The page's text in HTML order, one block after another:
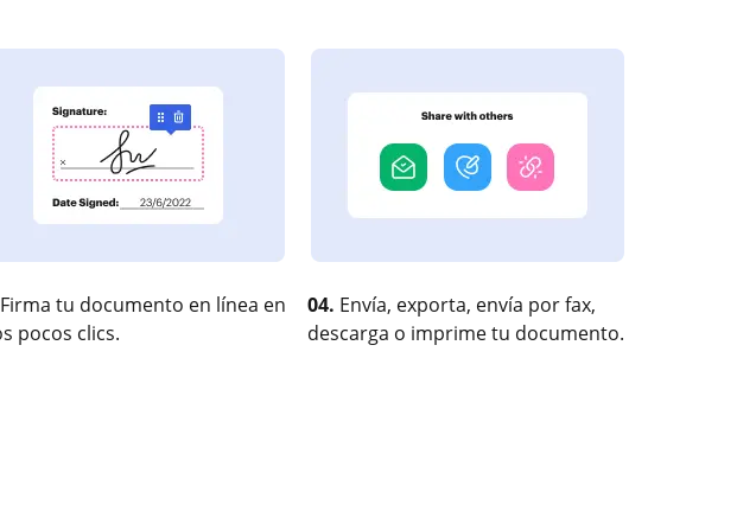
Firma tu documento en línea en
pocos clics.
04. Envía, exporta, envía por fax,
descarga o imprime tu documento.